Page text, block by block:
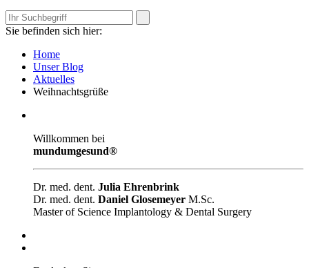
Sie befinden sich hier:
Home
Unser Blog
Aktuelles
Weihnachtsgrüße
Willkommen bei
mundumgesund®
Dr. med. dent. Julia Ehrenbrink
Dr. med. dent. Daniel Glosemeyer M.Sc.
Master of Science Implantology & Dental Surgery